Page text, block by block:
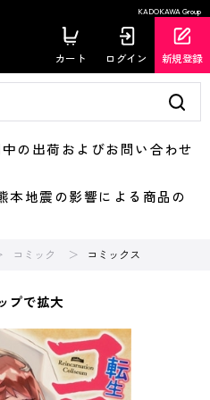
KADOKAWA Group
カート ログイン 新規登録
出荷およびお問い合わせ
地震の影響による商品の
コミック コミックス
プで拡大